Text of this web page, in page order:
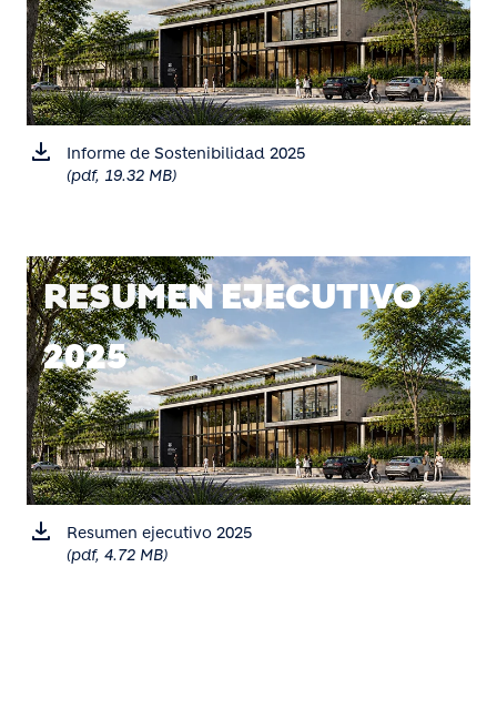
Informe de Sostenibilidad 2025
(pdf, 19.32 MB)
RESUMEN EJECUTIVO
2025
Resumen ejecutivo 2025
(pdf, 4.72 MB)